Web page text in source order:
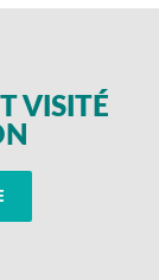
VISITÉ